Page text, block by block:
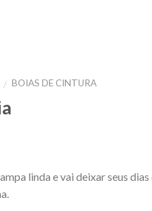
/ BOIAS DE CINTURA
linda e vai deixar seus dias